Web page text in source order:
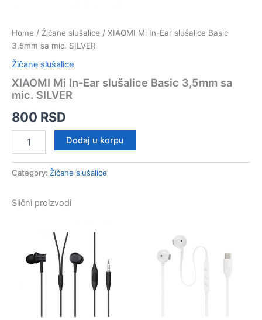
Home / Žičane slušalice / XIAOMI Mi In-Ear slušalice Basic
3,5mm sa mic. SILVER
Žičane slušalice
XIAOMI Mi In-Ear slušalice Basic 3,5mm sa
mic. SILVER
800 RSD
Ear
3,5mm
quantity
Dodaj u korpu
Category: Žičane slušalice
Slični proizvodi